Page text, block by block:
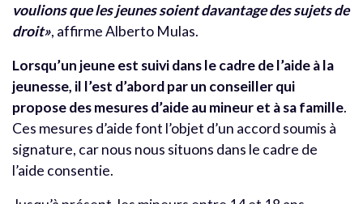
voulions que les jeunes soient davantage des sujets de
droit», affirme Alberto Mulas.
Lorsqu’un jeune est suivi dans le cadre de l’aide à la
jeunesse, il l’est d’abord par un conseiller qui
propose des mesures d’aide au mineur et à sa famille.
Ces mesures d’aide font l’objet d’un accord soumis à
signature, car nous nous situons dans le cadre de
l’aide consentie.